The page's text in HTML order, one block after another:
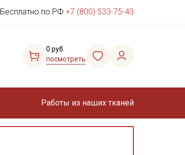
Бесплатно по РФ +7 (800) 533-75-43
0 руб.
посмотреть
Работы из наших тканей